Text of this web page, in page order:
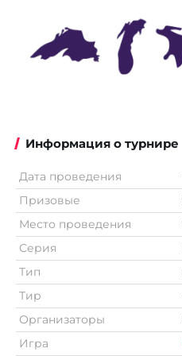
Информация о турнире
Дата проведения
Призовые
Место проведения
Серия
Тип
Тир
Организаторы
Игра